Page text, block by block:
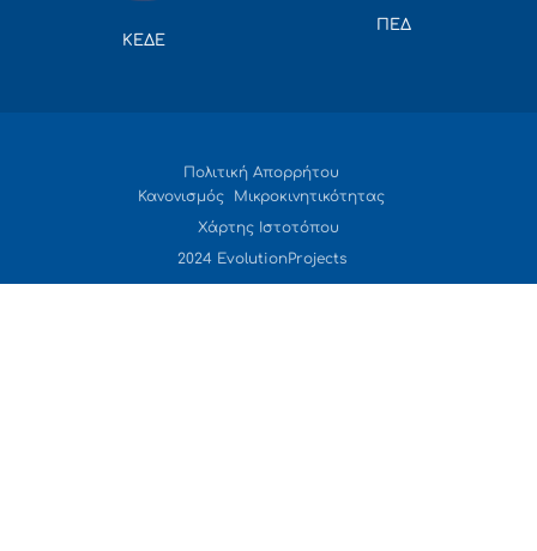
ΚΕΔΕ
ΠΕΔ
Πολιτική Απορρήτου
Κανονισμός Μικροκινητικότητας
Χάρτης Ιστοτόπου
2024 EvolutionProjects